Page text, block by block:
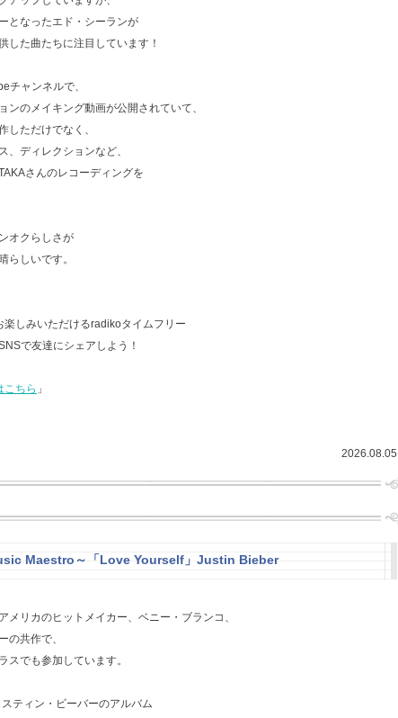
となったエド・シーランが
した曲たちに注目しています！
チャンネルで、
ンのメイキング動画が公開されていて、
しただけでなく、
、ディレクションなど、
さんのレコーディングを
オクらしさが
らしいです。
しみいただけるradikoタイムフリー
で友達にシェアしよう！
こちら 」
2026.08.05
Maestro～「Love Yourself」Justin Bieber
メリカのヒットメイカー、ベニー・ブランコ、
の共作で、
スでも参加しています。
ティン・ビーバーのアルバム